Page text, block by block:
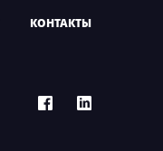
КОНТАКТЫ